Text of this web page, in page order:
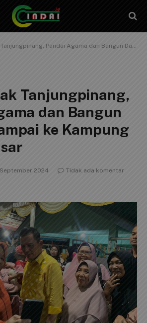
Pandai Agama dan Bangun Daerah Sampai ke Kampung Hanya Ansar
Tanjungpinang,
dan Bangun
ke Kampung
2024
Tidak ada komentar